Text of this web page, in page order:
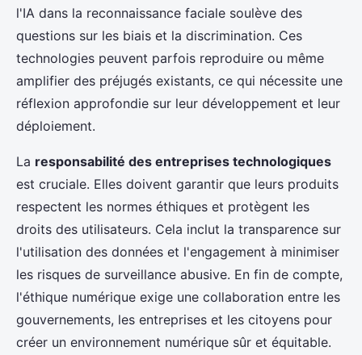
l'IA dans la reconnaissance faciale soulève des
questions sur les biais et la discrimination. Ces
technologies peuvent parfois reproduire ou même
amplifier des préjugés existants, ce qui nécessite une
réflexion approfondie sur leur développement et leur
déploiement.
La responsabilité des entreprises technologiques
est cruciale. Elles doivent garantir que leurs produits
respectent les normes éthiques et protègent les
droits des utilisateurs. Cela inclut la transparence sur
l'utilisation des données et l'engagement à minimiser
les risques de surveillance abusive. En fin de compte,
l'éthique numérique exige une collaboration entre les
gouvernements, les entreprises et les citoyens pour
créer un environnement numérique sûr et équitable.